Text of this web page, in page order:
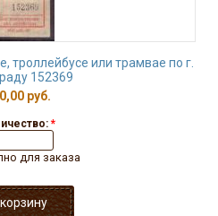
троллейбусе или трамвае по г.
152369
руб.
*
для заказа